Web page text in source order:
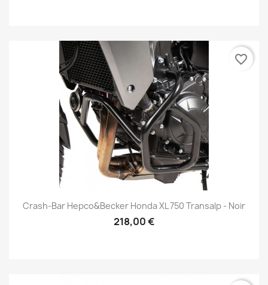
Crash-Bar Hepco&Becker Honda XL 750 Transalp - Noir
218,00 €
favorite_border